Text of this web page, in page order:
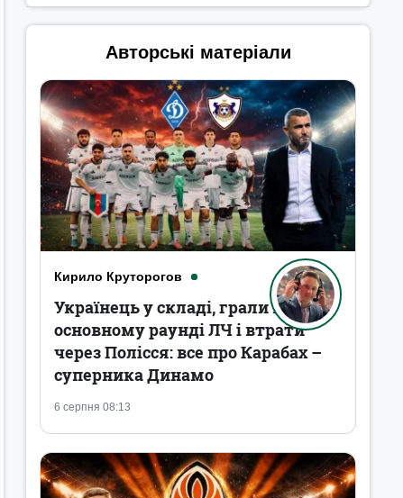
Авторські матеріали
Кирило Круторогов
6 серпня 08:13
Українець у складі, грали в
основному раунді ЛЧ і втрати
через Полісся: все про Карабах –
суперника Динамо